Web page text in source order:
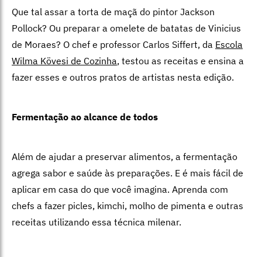
Que tal assar a torta de maçã do pintor Jackson
Pollock? Ou preparar a omelete de batatas de Vinicius
de Moraes? O chef e professor Carlos Siffert, da Escola
Wilma Kövesi de Cozinha, testou as receitas e ensina a
fazer esses e outros pratos de artistas nesta edição.
Fermentação ao alcance de todos
Além de ajudar a preservar alimentos, a fermentação
agrega sabor e saúde às preparações. E é mais fácil de
aplicar em casa do que você imagina. Aprenda com
chefs a fazer picles, kimchi, molho de pimenta e outras
receitas utilizando essa técnica milenar.